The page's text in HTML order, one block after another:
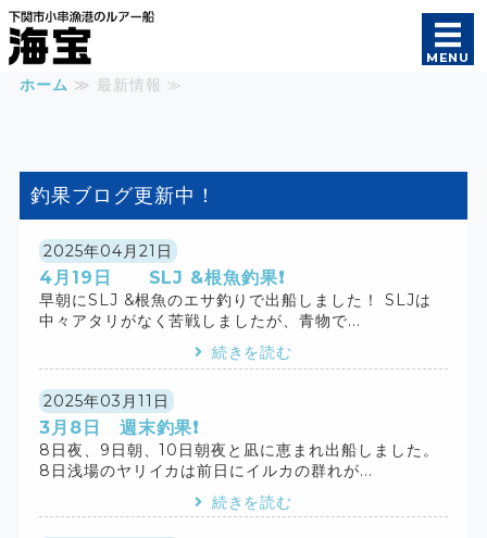
遊漁船 海宝｜オフシ
MENU
ホーム
初めての方へ
ご案内
船長・船舶紹介
ホーム ≫ 最新情報 ≫
釣果ブログ更新中！
2025年04月21日
4月19日 SLJ &根魚釣果❗️
早朝にSLJ &根魚のエサ釣りで出船しました！ SLJは
中々アタリがなく苦戦しましたが、青物で...
続きを読む
2025年03月11日
3月8日 週末釣果❗️
8日夜、9日朝、10日朝夜と凪に恵まれ出船しました。
8日浅場のヤリイカは前日にイルカの群れが...
続きを読む